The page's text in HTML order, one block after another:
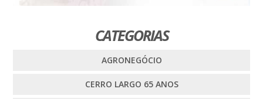
CATEGORIAS
AGRONEGÓCIO
CERRO LARGO 65 ANOS